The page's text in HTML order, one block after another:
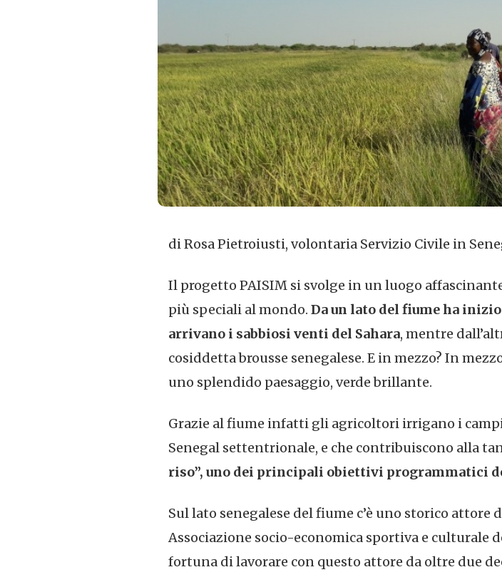
di Rosa Pietroiusti, volontaria Servizio Civile in
Il progetto PAISIM si svolge in un luogo
più speciali al mondo. Da un lato del fiume ha
arrivano i sabbiosi venti del Sahara, mentre
cosiddetta brousse senegalese. E in mezzo? In
uno splendido paesaggio, verde brillante.
Grazie al fiume infatti gli agricoltori irrigano i
Senegal settentrionale, e che contribuiscono alla
riso”, uno dei principali obiettivi programmatici
Sul lato senegalese del fiume c’è uno storico attore
Associazione socio-economica sportiva e culturale
fortuna di lavorare con questo attore da oltre due